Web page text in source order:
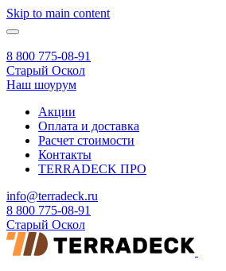
Skip to main content
8 800 775-08-91
Старый Оскол
Наш шоурум
Акции
Оплата и доставка
Расчет стоимости
Контакты
TERRADECK ПРО
info@terradeck.ru
8 800 775-08-91
Старый Оскол